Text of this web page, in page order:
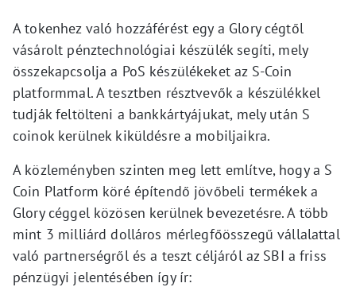
A tokenhez való hozzáférést egy a Glory cégtől
vásárolt pénztechnológiai készülék segíti, mely
összekapcsolja a PoS készülékeket az S-Coin
platformmal. A tesztben résztvevők a készülékkel
tudják feltölteni a bankkártyájukat, mely után S
coinok kerülnek kiküldésre a mobiljaikra.
A közleményben szinten meg lett említve, hogy a S
Coin Platform köré építendő jövőbeli termékek a
Glory céggel közösen kerülnek bevezetésre. A több
mint 3 milliárd dolláros mérlegfőösszegű vállalattal
való partnerségről és a teszt céljáról az SBI a friss
pénzügyi jelentésében így ír: